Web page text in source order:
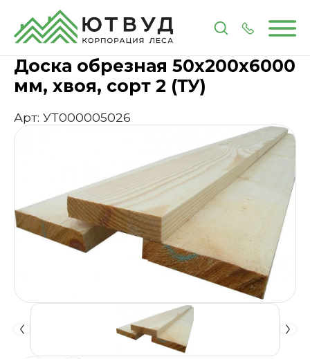
ГлавнаяКаталогПиломатериалыДоски
Доска обрезная 50х200х6000
мм, хвоя, сорт 2 (ТУ)
Арт: УТ000005026